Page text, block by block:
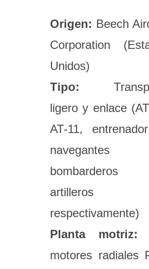
Origen: Beech
Corporation
Unidos)
Tipo:
ligero y enlace
AT-11,
artilleros
respectivamente)
Planta motriz:
motores radiales